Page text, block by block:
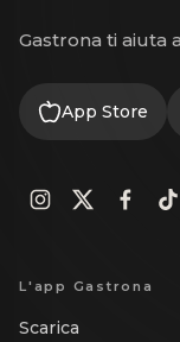
Gastrona ti aiuta
App Store
L'app Gastrona
Scarica